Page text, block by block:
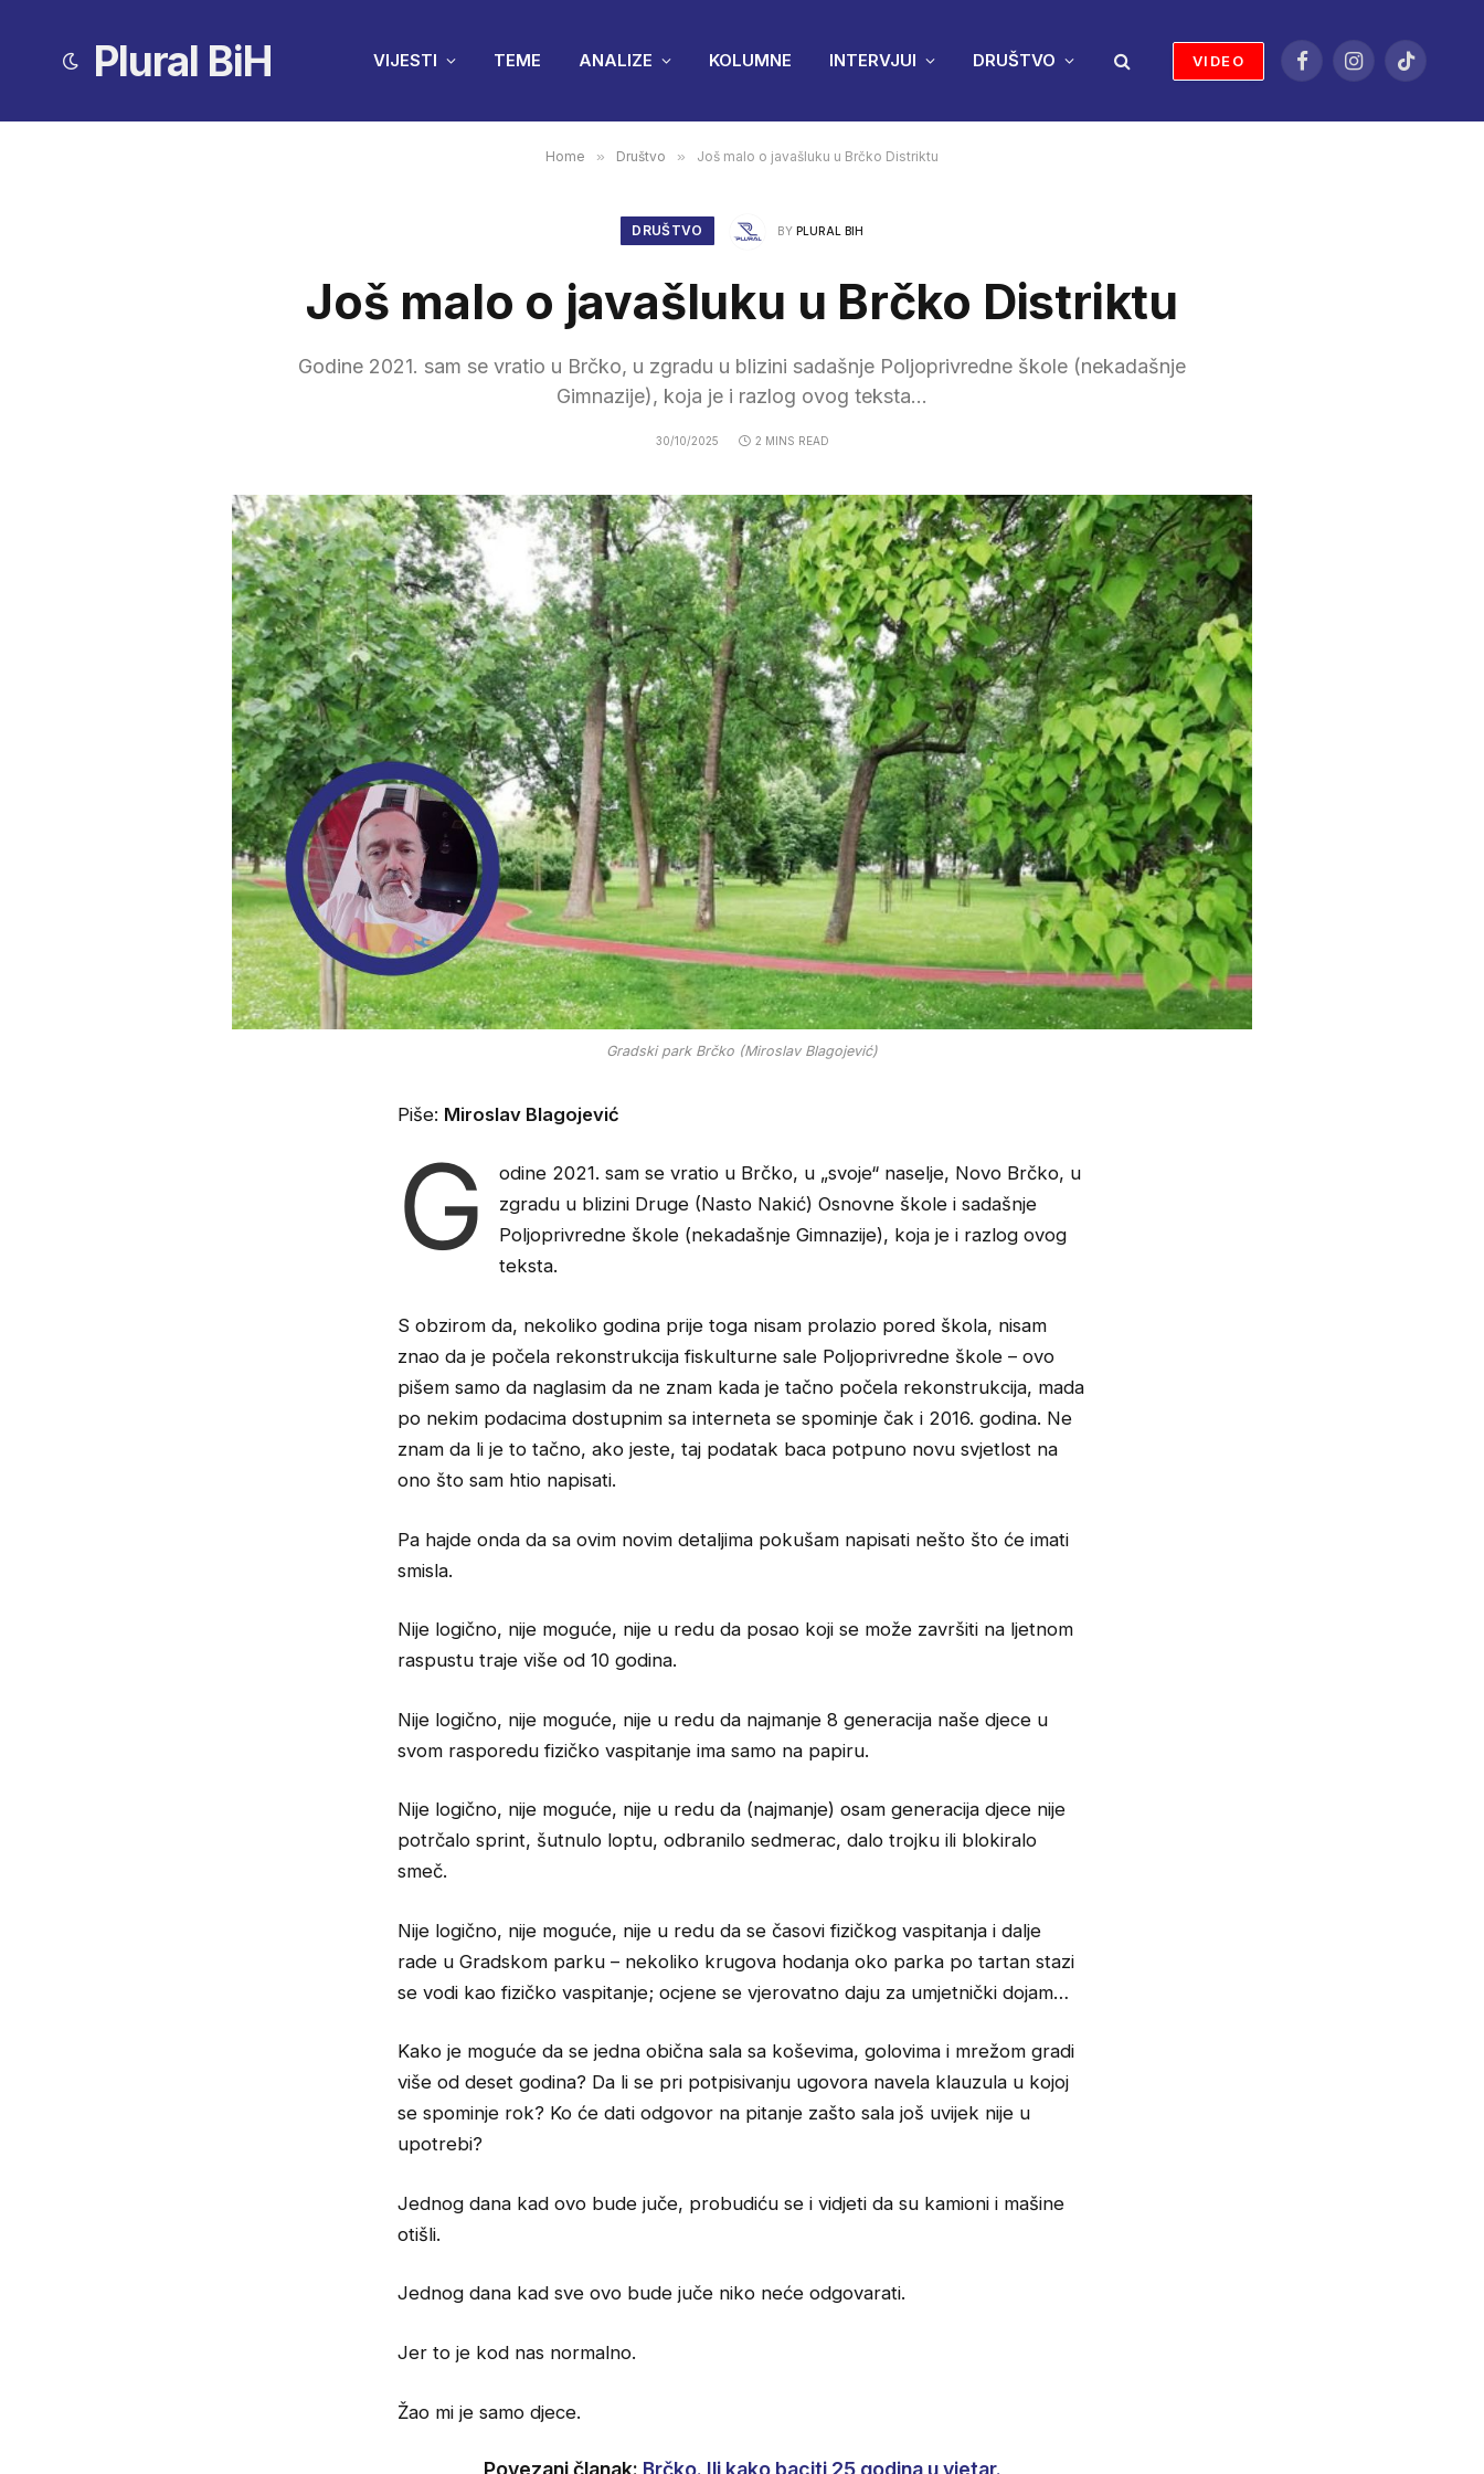
Plural BiH VIJESTI TEME ANALIZE KOLUMNE INTERVJUI DRUŠTVO VIDEO
FacebookInstagramTikTok
Home » Društvo » Još malo o javašluku u Brčko Distriktu
DRUŠTVO BY PLURAL BIH
Još malo o javašluku u Brčko Distriktu
Godine 2021. sam se vratio u Brčko, u zgradu u blizini sadašnje Poljoprivredne škole (nekadašnje
Gimnazije), koja je i razlog ovog teksta...
30/10/2025 2 MINS READ
Gradski park Brčko (Miroslav Blagojević)
Piše: Miroslav Blagojević
G
odine 2021. sam se vratio u Brčko, u „svoje“ naselje, Novo Brčko, u
zgradu u blizini Druge (Nasto Nakić) Osnovne škole i sadašnje
Poljoprivredne škole (nekadašnje Gimnazije), koja je i razlog ovog
teksta.
S obzirom da, nekoliko godina prije toga nisam prolazio pored škola, nisam
znao da je počela rekonstrukcija fiskulturne sale Poljoprivredne škole – ovo
pišem samo da naglasim da ne znam kada je tačno počela rekonstrukcija, mada
po nekim podacima dostupnim sa interneta se spominje čak i 2016. godina. Ne
znam da li je to tačno, ako jeste, taj podatak baca potpuno novu svjetlost na
ono što sam htio napisati.
Pa hajde onda da sa ovim novim detaljima pokušam napisati nešto što će imati
smisla.
Nije logično, nije moguće, nije u redu da posao koji se može završiti na ljetnom
raspustu traje više od 10 godina.
Nije logično, nije moguće, nije u redu da najmanje 8 generacija naše djece u
svom rasporedu fizičko vaspitanje ima samo na papiru.
Nije logično, nije moguće, nije u redu da (najmanje) osam generacija djece nije
potrčalo sprint, šutnulo loptu, odbranilo sedmerac, dalo trojku ili blokiralo
smeč.
Nije logično, nije moguće, nije u redu da se časovi fizičkog vaspitanja i dalje
rade u Gradskom parku – nekoliko krugova hodanja oko parka po tartan stazi
se vodi kao fizičko vaspitanje; ocjene se vjerovatno daju za umjetnički dojam…
Kako je moguće da se jedna obična sala sa koševima, golovima i mrežom gradi
više od deset godina? Da li se pri potpisivanju ugovora navela klauzula u kojoj
se spominje rok? Ko će dati odgovor na pitanje zašto sala još uvijek nije u
upotrebi?
Jednog dana kad ovo bude juče, probudiću se i vidjeti da su kamioni i mašine
otišli.
Jednog dana kad sve ovo bude juče niko neće odgovarati.
Jer to je kod nas normalno.
Žao mi je samo djece.
Povezani članak: Brčko. Ili kako baciti 25 godina u vjetar.